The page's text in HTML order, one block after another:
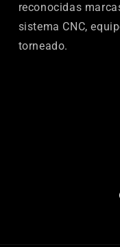
reconocidas
sistema CNC,
torneado.